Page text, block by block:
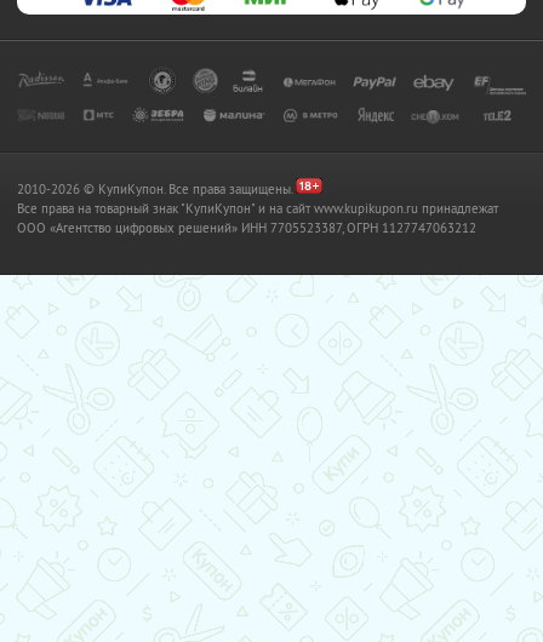
2010-2026 © КупиКупон. Все права защищены.
Все права на товарный знак "КупиКупон" и на сайт www.kupikupon.ru принадлежат
OOO «Агентство цифровых решений» ИНН 7705523387, ОГРН 1127747063212